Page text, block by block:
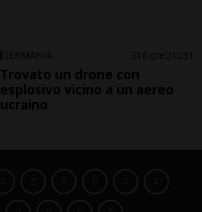
GERMANIA 16 ore 1 31
Trovato un drone con
esplosivo vicino a un aereo
ucraino